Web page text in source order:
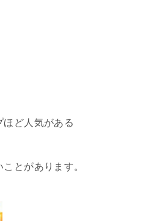
ほど人気がある
ことがあります。